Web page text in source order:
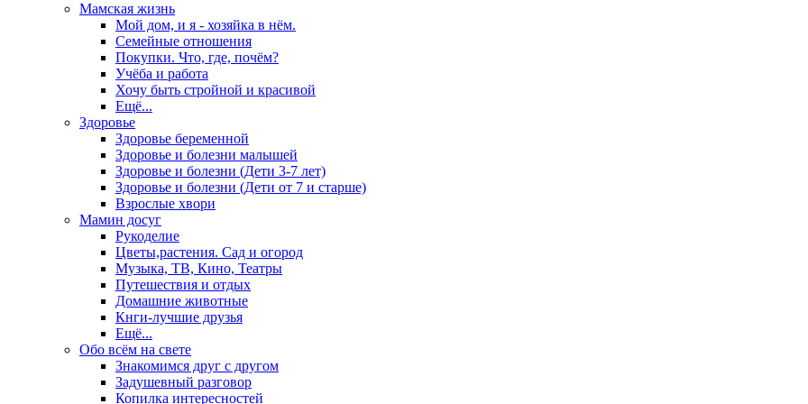
Мамская жизнь
Мой дом, и я - хозяйка в нём.
Семейные отношения
Покупки. Что, где, почём?
Учёба и работа
Хочу быть стройной и красивой
Ещё...
Здоровье
Здоровье беременной
Здоровье и болезни малышей
Здоровье и болезни (Дети 3-7 лет)
Здоровье и болезни (Дети от 7 и старше)
Взрослые хвори
Мамин досуг
Рукоделие
Цветы,растения. Сад и огород
Музыка, ТВ, Кино, Театры
Путешествия и отдых
Домашние животные
Кнги-лучшие друзья
Ещё...
Обо всём на свете
Знакомимся друг с другом
Задушевный разговор
Копилка интересностей